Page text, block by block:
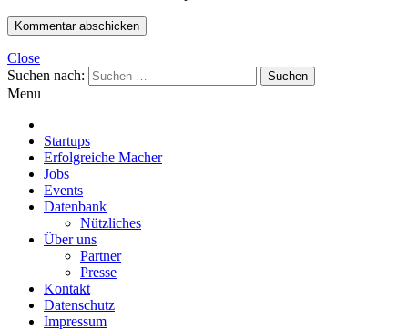
Close
Suchen nach:
Menu
Startups
Erfolgreiche Macher
Jobs
Events
Datenbank
Nützliches
Über uns
Partner
Presse
Kontakt
Datenschutz
Impressum